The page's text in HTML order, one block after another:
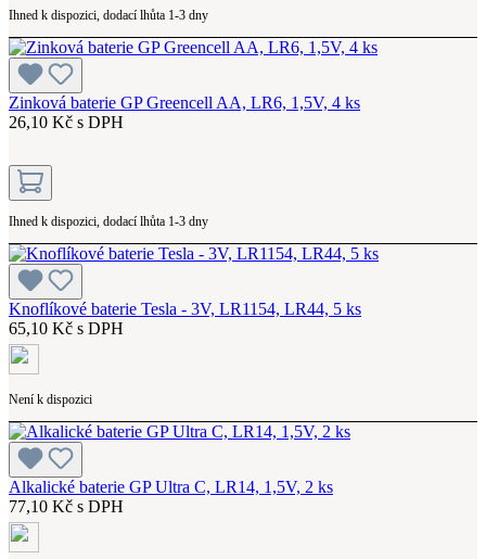
Ihned k dispozici, dodací lhůta 1-3 dny
Zinková baterie GP Greencell AA, LR6, 1,5V, 4 ks
26,10 Kč s DPH
Ihned k dispozici, dodací lhůta 1-3 dny
Knoflíkové baterie Tesla - 3V, LR1154, LR44, 5 ks
65,10 Kč s DPH
Není k dispozici
Alkalické baterie GP Ultra C, LR14, 1,5V, 2 ks
77,10 Kč s DPH